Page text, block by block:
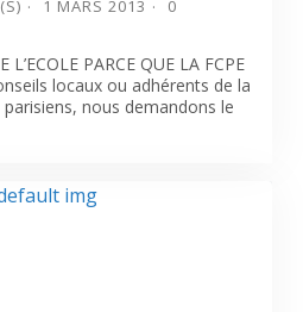
1 MARS 2013
0
L’ECOLE PARCE QUE LA FCPE
locaux ou adhérents de la
parisiens, nous demandons le